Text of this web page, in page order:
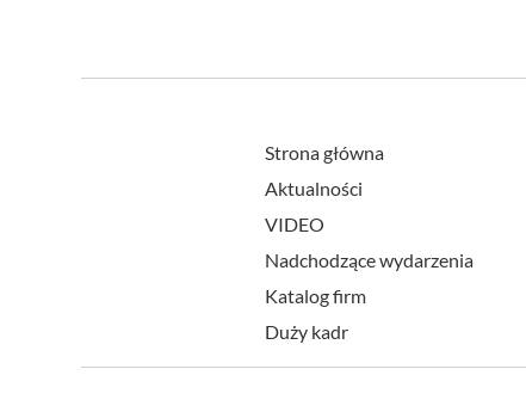
Strona główna
Aktualności
VIDEO
Nadchodzące wydarzenia
Katalog firm
Duży kadr